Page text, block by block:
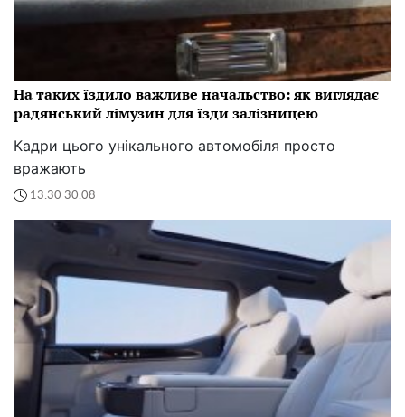
На таких їздило важливе начальство: як виглядає
радянський лімузин для їзди залізницею
Кадри цього унікального автомобіля просто
вражають
13:30 30.08